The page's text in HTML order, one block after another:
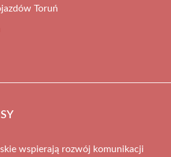
Toruń
wspierają rozwój komunikacji